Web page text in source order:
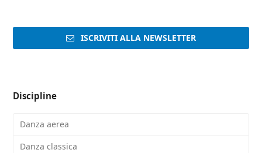
ISCRIVITI ALLA NEWSLETTER
Discipline
Danza aerea
Danza classica